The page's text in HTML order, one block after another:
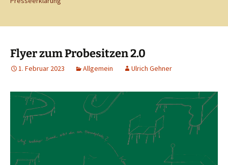
Flyer zum Probesitzen 2.0
1. Februar 2023 Allgemein Ulrich Gehner